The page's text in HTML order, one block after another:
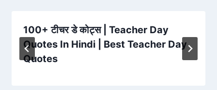
100+ टीचर डे कोट्स | Teacher Day
Quotes In Hindi | Best Teacher Day
Quotes